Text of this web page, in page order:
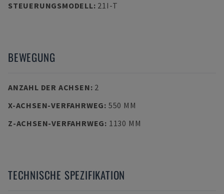
STEUERUNGSMODELL: 21I-T
BEWEGUNG
ANZAHL DER ACHSEN: 2
X-ACHSEN-VERFAHRWEG: 550 MM
Z-ACHSEN-VERFAHRWEG: 1130 MM
TECHNISCHE SPEZIFIKATION